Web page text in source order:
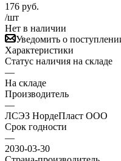
176 руб.
/шт
Нет в наличии
Уведомить о
Характеристики
Статус наличия на складе
—
На складе
Производитель
—
ЛСЭЗ НордеПласт ООО
Срок годности
—
2030-03-30